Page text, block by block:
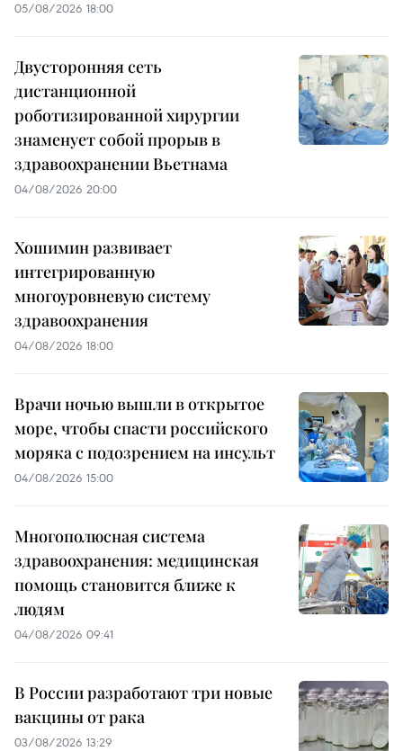
05/08/2026 18:00
Двусторонняя сеть
дистанционной
роботизированной хирургии
знаменует собой прорыв в
здравоохранении Вьетнама
04/08/2026 20:00
Хошимин развивает
интегрированную
многоуровневую систему
здравоохранения
04/08/2026 18:00
Врачи ночью вышли в открытое
море, чтобы спасти российского
моряка с подозрением на инсульт
04/08/2026 15:00
Многополюсная система
здравоохранения: медицинская
помощь становится ближе к
людям
04/08/2026 09:41
В России разработают три новые
вакцины от рака
03/08/2026 13:29